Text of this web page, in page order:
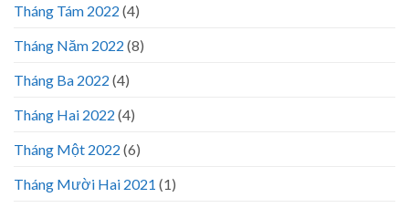
Tháng Tám 2022 (4)
Tháng Năm 2022 (8)
Tháng Ba 2022 (4)
Tháng Hai 2022 (4)
Tháng Một 2022 (6)
Tháng Mười Hai 2021 (1)